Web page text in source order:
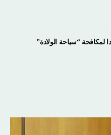
لمكافحة “سياحة الولادة”